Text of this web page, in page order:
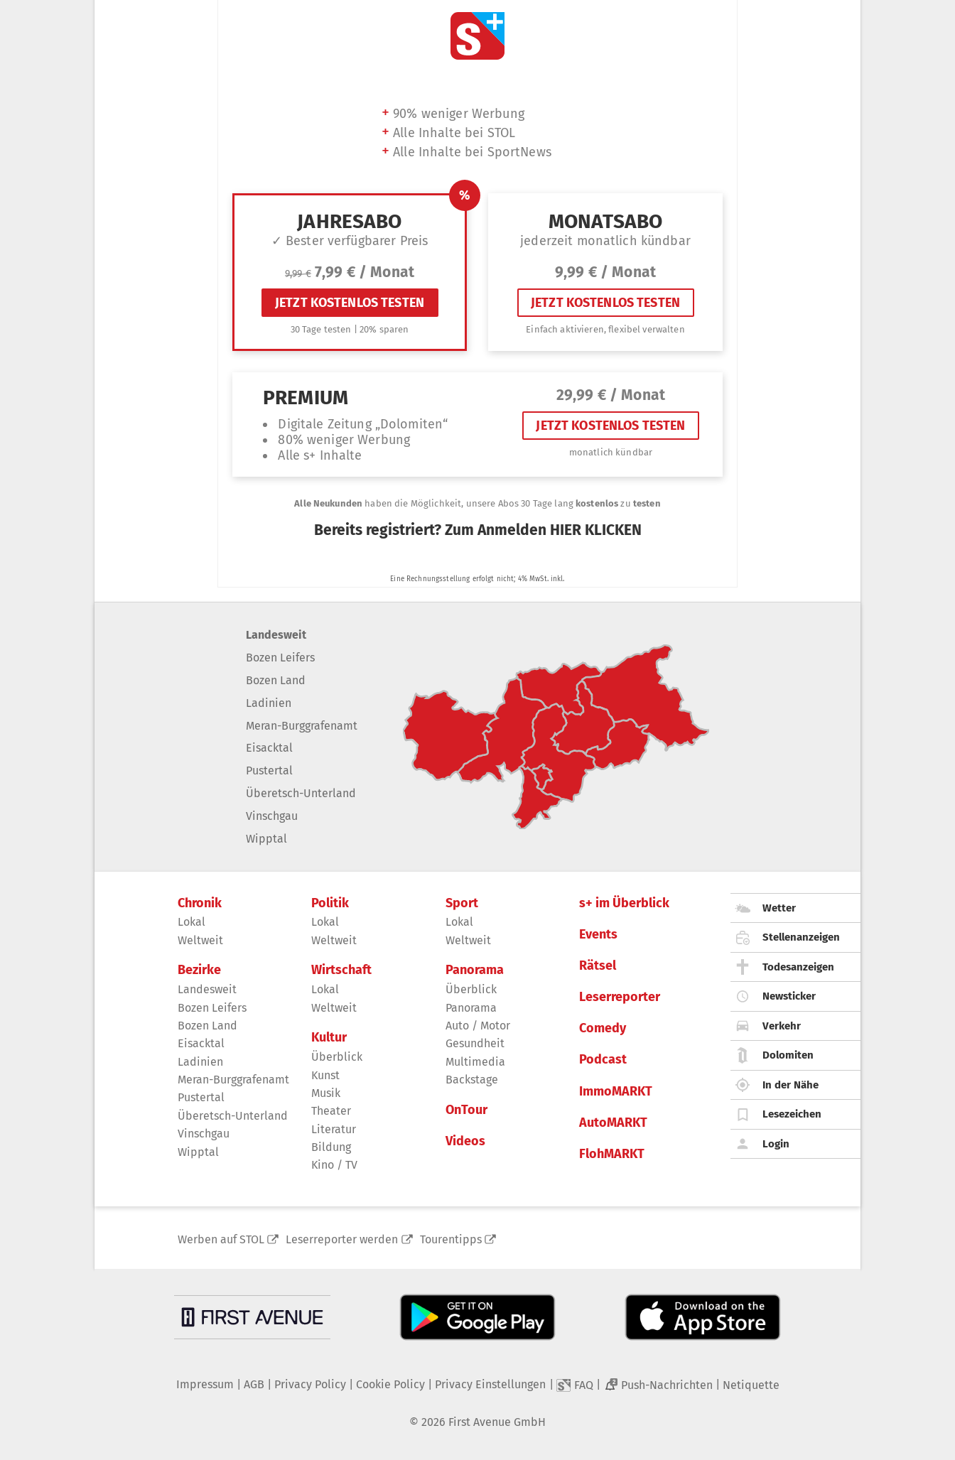
Landesweit
Bozen Leifers
Bozen Land
Ladinien
Meran-Burggrafenamt
Eisacktal
Pustertal
Überetsch-Unterland
Vinschgau
Wipptal
Chronik
Lokal
Weltweit
Bezirke
Landesweit
Bozen Leifers
Bozen Land
Eisacktal
Ladinien
Meran-Burggrafenamt
Pustertal
Überetsch-Unterland
Vinschgau
Wipptal
Politik
Lokal
Weltweit
Wirtschaft
Lokal
Weltweit
Kultur
Überblick
Kunst
Musik
Theater
Literatur
Bildung
Kino / TV
Sport
Lokal
Weltweit
Panorama
Überblick
Panorama
Auto / Motor
Gesundheit
Multimedia
Backstage
OnTour
Videos
s+ im Überblick
Events
Rätsel
Leserreporter
Comedy
Podcast
ImmoMARKT
AutoMARKT
FlohMARKT
Wetter
Stellenanzeigen
Todesanzeigen
Newsticker
Verkehr
Dolomiten
In der Nähe
Lesezeichen
Login
Werben auf STOL Leserreporter werden Tourentipps
Impressum AGB Privacy Policy| Cookie Policy| Privacy Einstellungen FAQ 2 Push-Nachrichten Netiquette
© 2026 First Avenue GmbH